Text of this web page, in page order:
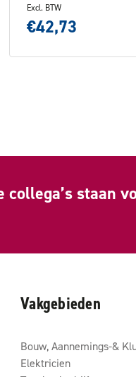
Excl. BTW
€42,73
collega’s staan
Vakgebieden
Bouw, Aannemings-&
Elektricien